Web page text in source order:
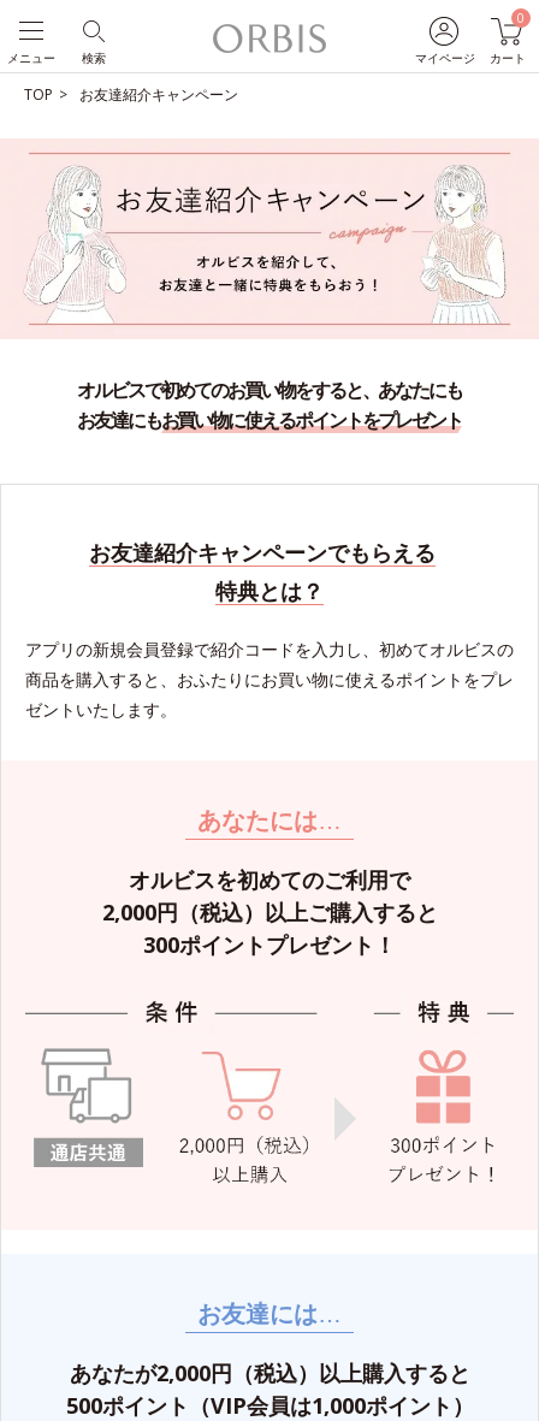
マイページ
0
カート
検索
メニュー
TOP お友達紹介キャンペーン
オルビスで初めてのお買い物をすると、 あなたにも
お友達にもお買い物に使えるポイントをプレゼント
お友達紹介キャンペーンでもらえる
特典とは？
アプリの新規会員登録で紹介コードを入力し、初めてオルビスの
商品を購入すると、おふたりにお買い物に使えるポイントをプレ
ゼントいたします。
あなたには…
オルビスを初めてのご利用で
2,000円（税込）以上ご購入すると
300ポイントプレゼント！
お友達には…
あなたが2,000円（税込）以上購入すると
500ポイント（VIP会員は1,000ポイント）